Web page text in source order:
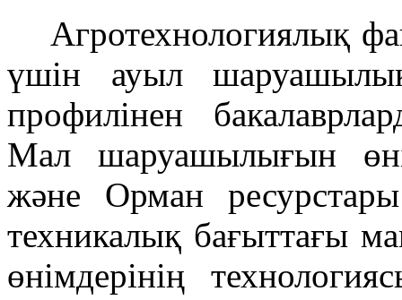
Агротехнологиялық
үшін ауыл
профилінен
Мал шаруашылығын
және Орман
техникалық бағыттағы
өнімдерінің